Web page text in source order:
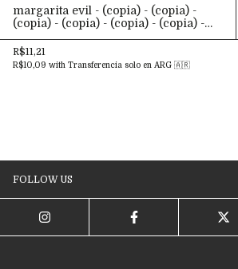
margarita evil - (copia) - (copia) -
(copia) - (copia) - (copia) - (copia) -
R$11,21
R$10,09 with Transferencia solo en ARG 🇦🇷
FOLLOW US